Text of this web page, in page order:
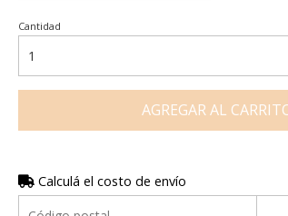
Cantidad
AGREGAR AL
Calculá el costo de envío